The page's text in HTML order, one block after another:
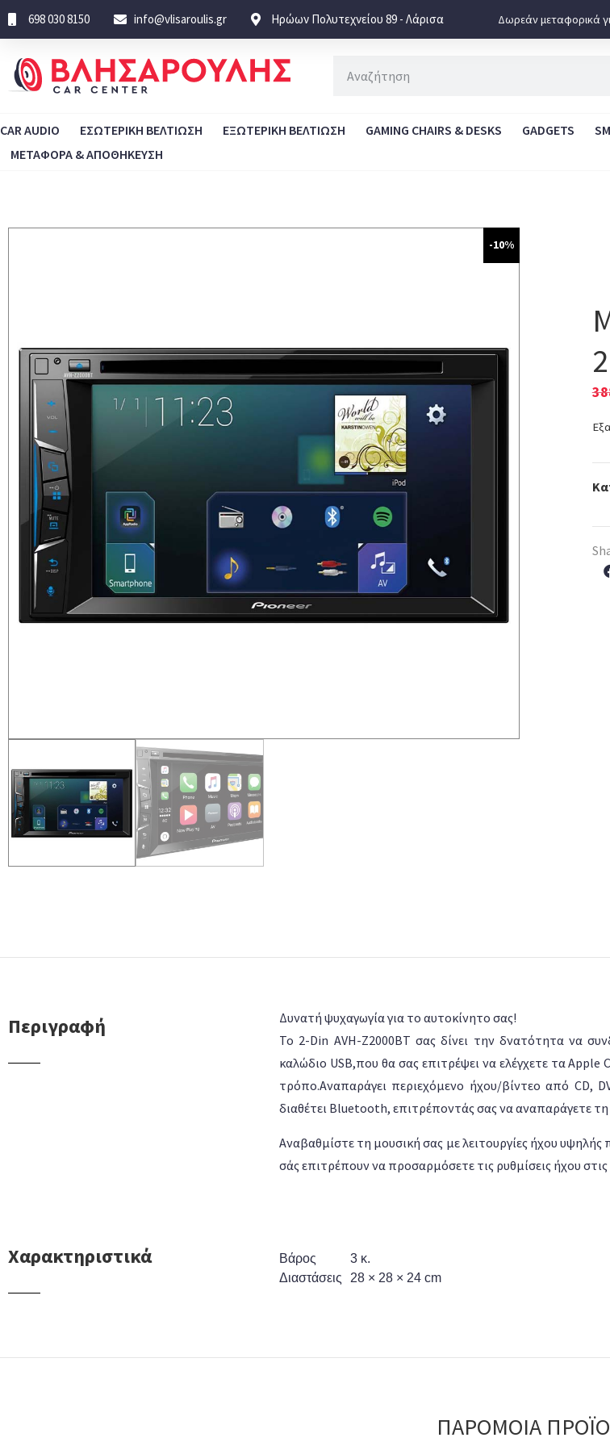
698 030 8150 info@vlisaroulis.gr Ηρώων Πολυτεχνείου 89 - Λάρισα Δωρεάν μεταφορικά
CAR AUDIO ΕΣΩΤΕΡΙΚΗ ΒΕΛΤΙΩΣΗ ΕΞΩΤΕΡΙΚΗ ΒΕΛΤΙΩΣΗ GAMING CHAIRS & DESKS GADGETS
ΜΕΤΑΦΟΡΑ & ΑΠΟΘΗΚΕΥΣΗ
-10%
Περιγραφή
Δυνατή ψυχαγωγία για το αυτοκίνητο σας!
Το 2-Din AVH-Z2000BT σας δίνει την δνατότητα να
καλώδιο USB,που θα σας επιτρέψει να ελέγχετε τα
τρόπο.Αναπαράγει περιεχόμενο ήχου/βίντεο από CD,
διαθέτει Bluetooth, επιτρέποντάς σας να αναπαράγετε
Αναβαθμίστε τη μουσική σας με λειτουργίες ήχου
σάς επιτρέπουν να προσαρμόσετε τις ρυθμίσεις ήχου στις
Χαρακτηριστικά Βάρος
3 κ.
Διαστάσεις
28 × 28 × 24 cm
ΠΑΡΟΜΟΙΑ